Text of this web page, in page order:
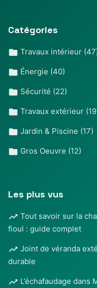
Catégories
Travaux intérieur
Énergie (40)
Sécurité (22)
Travaux extérieur
Jardin & Piscine (17)
Gros Oeuvre (12)
Les plus vus
Tout savoir sur la
fioul : guide complet
Joint de véranda
durable
L’échafaudage